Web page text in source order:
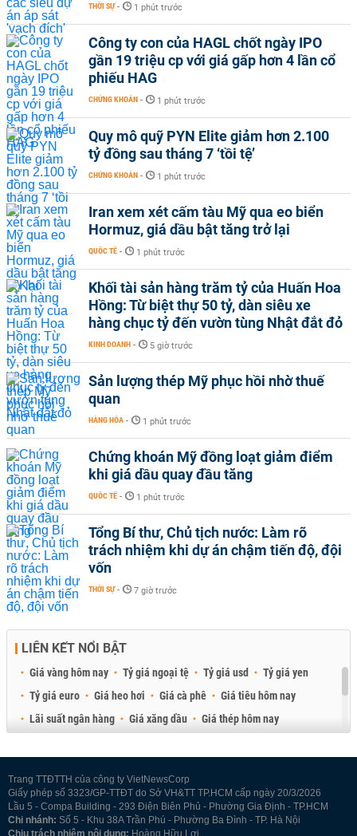
THỜI SỰ - 1 phút trước
Công ty con của HAGL chốt ngày IPO
gần 19 triệu cp với giá gấp hơn 4 lần cổ
phiếu HAG
CHỨNG KHOÁN - 1 phút trước
Quy mô quỹ PYN Elite giảm hơn 2.100
tỷ đồng sau tháng 7 ‘tồi tệ’
CHỨNG KHOÁN - 1 phút trước
Iran xem xét cấm tàu Mỹ qua eo biển
Hormuz, giá dầu bật tăng trở lại
QUỐC TẾ - 1 phút trước
Khối tài sản hàng trăm tỷ của Huấn Hoa
Hồng: Từ biệt thự 50 tỷ, dàn siêu xe
hàng chục tỷ đến vườn tùng Nhật đắt đỏ
KINH DOANH - 5 giờ trước
Sản lượng thép Mỹ phục hồi nhờ thuế
quan
HÀNG HÓA - 1 phút trước
Chứng khoán Mỹ đồng loạt giảm điểm
khi giá dầu quay đầu tăng
QUỐC TẾ - 1 phút trước
Tổng Bí thư, Chủ tịch nước: Làm rõ
trách nhiệm khi dự án chậm tiến độ, đội
vốn
THỜI SỰ - 7 giờ trước
LIÊN KẾT NỔI BẬT
Giá vàng hôm nay Tỷ giá ngoại tệ Tỷ giá usd
Tỷ giá yen
Tỷ giá euro
Giá heo hơi Giá cà phê
Giá tiêu hôm nay
Lãi suất ngân hàng
Giá xăng dầu
Giá thép hôm nay
Trang TTĐTTH của công ty VietNewsCorp
Giấy phép số 3323/GP-TTĐT do Sở VH&TT TP.HCM cấp ngày 20/3/2026
Lầu 5 - Compa Building - 293 Điện Biên Phủ - Phường Gia Định - TP.HCM
Chi nhánh: Số 5 - Khu 38A Trần Phú - Phường Ba Đình - TP. Hà Nội
Chịu trách nhiệm nội dung: Hoàng Hữu Lợi